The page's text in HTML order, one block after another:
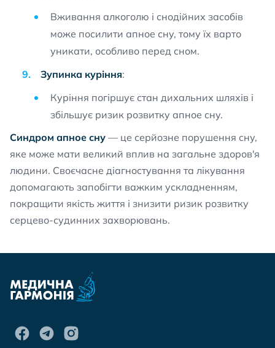
Вживання алкоголю і снодійних засобів
може посилити апное сну, тому їх варто
уникати, особливо перед сном.
Зупинка куріння:
Куріння погіршує стан дихальних шляхів і
збільшує ризик розвитку апное сну.
Синдром апное сну — це серйозне порушення сну,
яке може мати великий вплив на загальне здоров'я
людини. Своєчасне діагностування та лікування
допомагають запобігти важким ускладненням,
покращити якість життя і знизити ризик розвитку
серцево-судинних захворювань.